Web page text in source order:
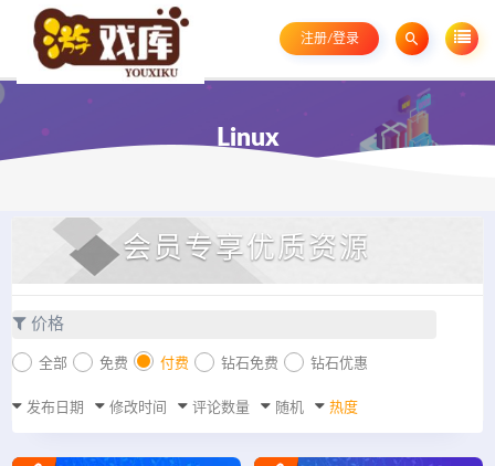
注册/登录
Linux
会员专享优质资源
价格
全部 免费 付费 钻石免费 钻石优惠
发布日期 修改时间 评论数量 随机 热度